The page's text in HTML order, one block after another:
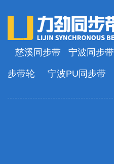
慈溪同步带 宁波同步带
步带轮 宁波PU同步带